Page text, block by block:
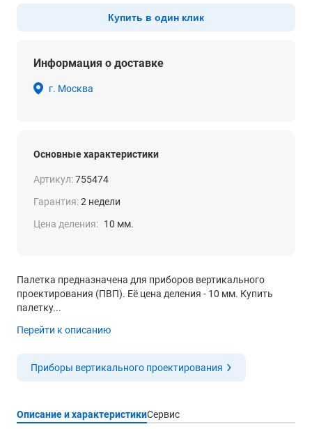
Купить в один клик
Информация о доставке
г. Москва
Основные характеристики
Артикул:755474
Гарантия:2 недели
Цена деления: 10 мм.
Палетка предназначена для приборов вертикального
проектирования (ПВП). Её цена деления - 10 мм. Купить
палетку...
Перейти к описанию
Приборы вертикального проектирования
Описание и характеристикиСервис